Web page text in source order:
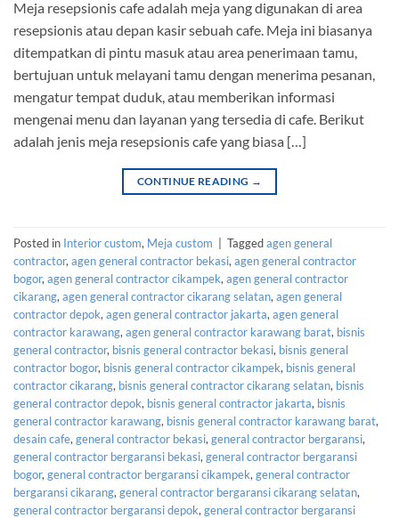
Meja resepsionis cafe adalah meja yang digunakan di area
resepsionis atau depan kasir sebuah cafe. Meja ini biasanya
ditempatkan di pintu masuk atau area penerimaan tamu,
bertujuan untuk melayani tamu dengan menerima pesanan,
mengatur tempat duduk, atau memberikan informasi
mengenai menu dan layanan yang tersedia di cafe. Berikut
adalah jenis meja resepsionis cafe yang biasa […]
CONTINUE READING →
Posted in Interior custom, Meja custom Taggedagen general
contractor, agen general contractor bekasi, agen general contractor
bogor, agen general contractor cikampek, agen general contractor
cikarang, agen general contractor cikarang selatan, agen general
contractor depok, agen general contractor jakarta, agen general
contractor karawang, agen general contractor karawang barat, bisnis
general contractor, bisnis general contractor bekasi, bisnis general
contractor bogor, bisnis general contractor cikampek, bisnis general
contractor cikarang, bisnis general contractor cikarang selatan, bisnis
general contractor depok, bisnis general contractor jakarta, bisnis
general contractor karawang, bisnis general contractor karawang barat,
desain cafe, general contractor bekasi, general contractor bergaransi,
general contractor bergaransi bekasi, general contractor bergaransi
bogor, general contractor bergaransi cikampek, general contractor
bergaransi cikarang, general contractor bergaransi cikarang selatan,
general contractor bergaransi depok, general contractor bergaransi